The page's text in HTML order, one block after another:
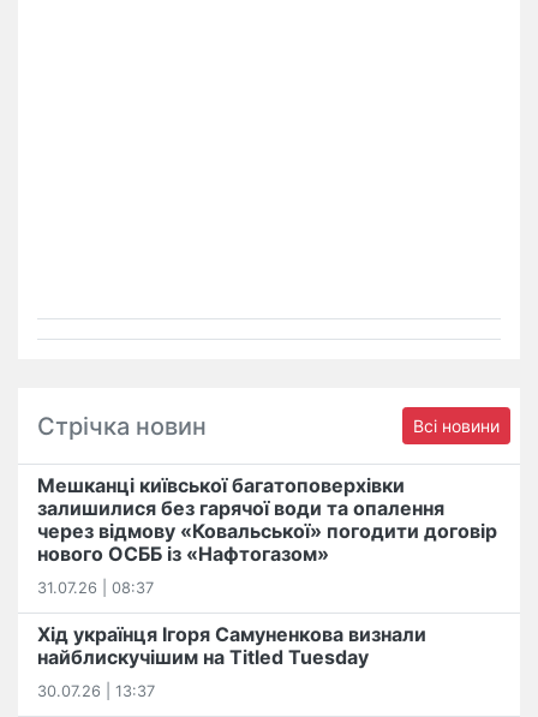
Стрічка новин Всі новини
Мешканці київської багатоповерхівки
залишилися без гарячої води та опалення
через відмову «Ковальської» погодити договір
нового ОСББ із «Нафтогазом»
31.07.26 | 08:37
Хід українця Ігоря Самуненкова визнали
найблискучішим на Titled Tuesday
30.07.26 | 13:37